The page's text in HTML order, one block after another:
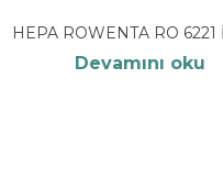
HEPA ROWENTA RO 6221
Devamını oku